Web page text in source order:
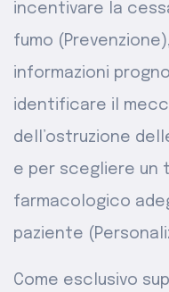
incentivare la
fumo
informazioni
identificare il
dell’ostruzione
e per scegliere un
farmacologico
paziente
Come esclusivo